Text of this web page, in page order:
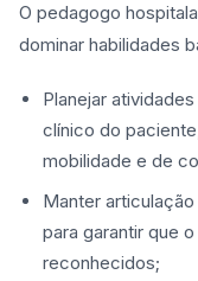
O pedagogo
dominar habilidades
Planejar
clínico do
mobilidade e de
Manter
para garantir que
reconhecidos;